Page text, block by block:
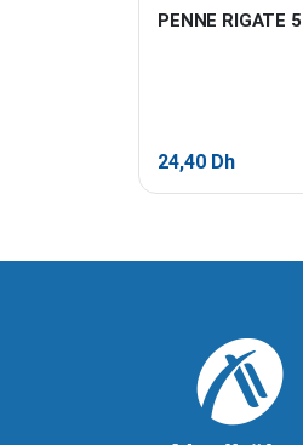
PENNE RIGATE
24,40 Dh